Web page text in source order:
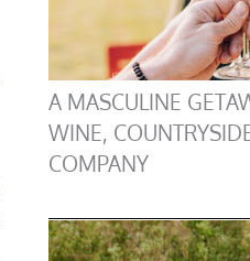
A MASCULINE
WINE,
COMPANY